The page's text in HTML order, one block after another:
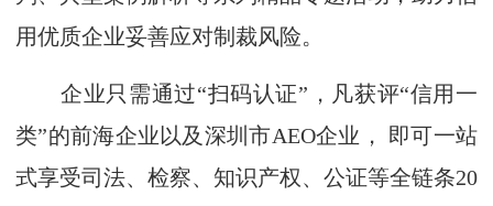
用优质企业妥善应对制裁风险。
企业只需通过“扫码认证”，凡获评“信用一
类”的前海企业以及深圳市AEO企业， 即可一站
式享受司法、检察、知识产权、公证等全链条20